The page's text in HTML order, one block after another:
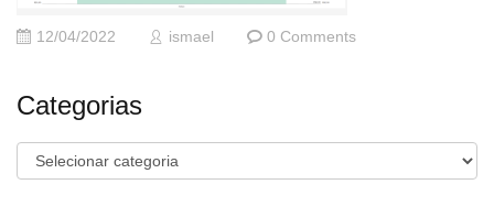
12/04/2022 ismael 0 Comments
Categorias
Categorias